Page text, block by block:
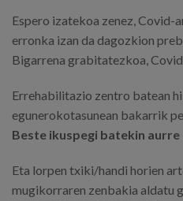
Espero izatekoa zenez, Covid-
erronka izan da dagozkion
Bigarrena grabitatezkoa,
Errehabilitazio zentro batean
egunerokotasunean bakarrik
Beste ikuspegi batekin
Eta lorpen txiki/handi horien
mugikorraren zenbakia aldatu